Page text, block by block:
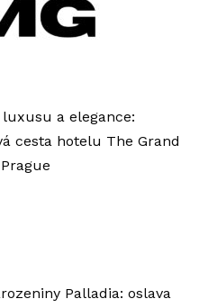
luxusu a elegance:
cesta hotelu The Grand
Palladia: oslava